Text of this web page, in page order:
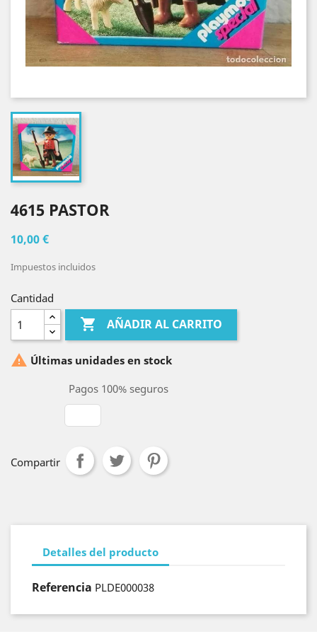
4615 PASTOR
10,00 €
Impuestos incluidos
Cantidad
 AÑADIR AL CARRITO
 Últimas unidades en stock
Pagos 100% seguros
Compartir
Detalles del producto
Referencia PLDE000038